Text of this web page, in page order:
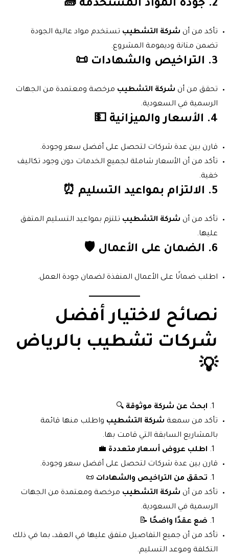
2. جودة المواد المستخدمة 🧱
تأكد من أن شركة التشطيب تستخدم مواد عالية الجودة
تضمن متانة وديمومة المشروع.
3. التراخيص والشهادات 📜
تحقق من أن شركة التشطيب مرخصة ومعتمدة من الجهات
الرسمية في السعودية.
4. الأسعار والميزانية 💵
قارن بين عدة شركات لتحصل على أفضل سعر وجودة.
تأكد من أن الأسعار شاملة لجميع الخدمات دون وجود تكاليف
خفية.
5. الالتزام بمواعيد التسليم ⏰
تأكد من أن شركة التشطيب تلتزم بمواعيد التسليم المتفق
عليها.
6. الضمان على الأعمال 🛡️
اطلب ضمانًا على الأعمال المنفذة لضمان جودة العمل.
نصائح لاختيار أفضل
شركات تشطيب بالرياض
💡
ابحث عن شركة موثوقة 🔍
تأكد من سمعة شركة التشطيب واطلب منها قائمة
بالمشاريع السابقة التي قامت بها.
اطلب عروض أسعار متعددة 💼
قارن بين عدة شركات لتحصل على أفضل سعر وجودة.
تحقق من التراخيص والشهادات 📜
تأكد من أن شركة التشطيب مرخصة ومعتمدة من الجهات
الرسمية في السعودية.
ضع عقدًا واضحًا 📝
تأكد من أن جميع التفاصيل متفق عليها في العقد، بما في ذلك
التكلفة وموعد التسليم.